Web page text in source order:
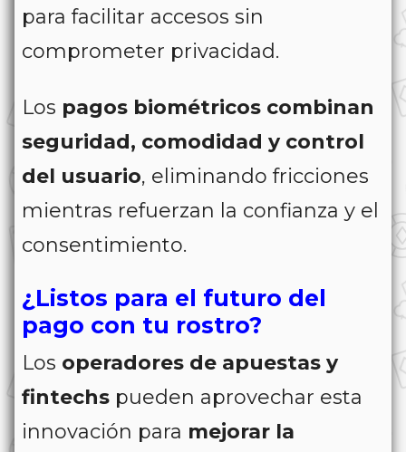
para facilitar accesos sin
comprometer privacidad.
Los pagos biométricos combinan
seguridad, comodidad y control
del usuario, eliminando fricciones
mientras refuerzan la confianza y el
consentimiento.
¿Listos para el futuro del
pago con tu rostro?
Los operadores de apuestas y
fintechs pueden aprovechar esta
innovación para mejorar la